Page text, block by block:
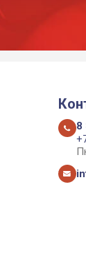
8